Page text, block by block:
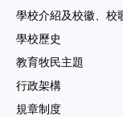
學校介紹及校徽、校
學校歷史
教育牧民主題
行政架構
規章制度